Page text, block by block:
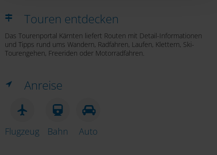
Touren entdecken
Das Tourenportal Kärnten liefert Routen mit Detail-Informationen
und Tipps rund ums Wandern, Radfahren, Laufen, Klettern, Ski-
Tourengehen, Freeriden oder Motorradfahren.
Anreise
Flugzeug Bahn Auto